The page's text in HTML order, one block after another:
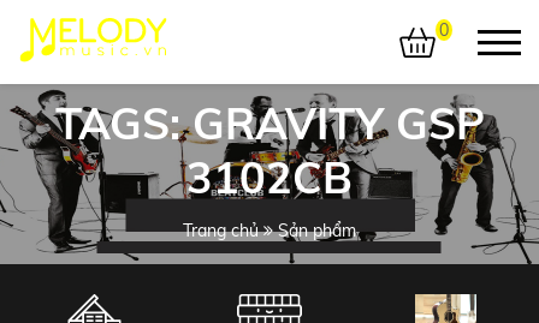
0
TAGS: GRAVITY GSP
3102CB
Trang chủ Sản phẩm